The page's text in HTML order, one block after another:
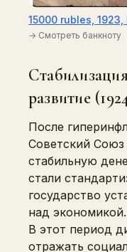
15000 rubles, 1923,
→ Смотреть банкноту
развитие
После
Советский
стабильную
стали
государство
над экономикой.
В этот период
отражать